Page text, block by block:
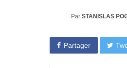
Par STANISLAS
Partager